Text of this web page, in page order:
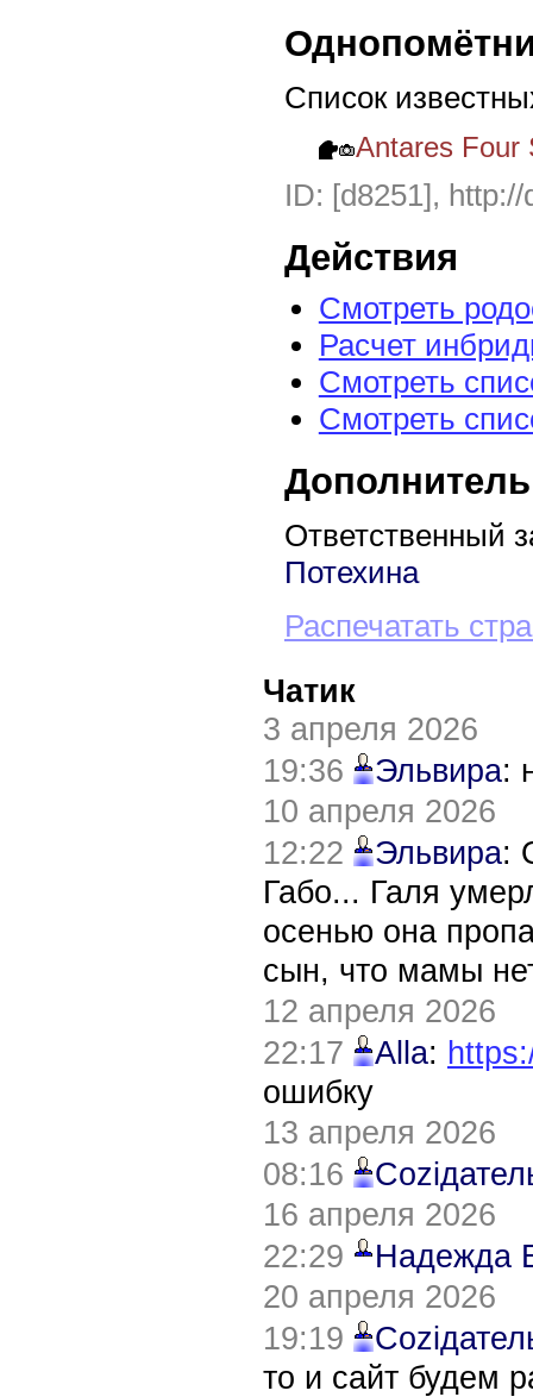
Список
Antares Four
ID: [d8251],
Действия
Смотреть
Расчет
Смотреть
Смотреть
Ответственный
Потехина
Распечатать
Чатик
3 апреля 2026
19:36
Эльвира:
10 апреля 2026
12:22
Эльвира:
Габо... Галя
осенью она
сын, что мамы
12 апреля 2026
22:17
Alla:
ошибку
13 апреля 2026
08:16
16 апреля 2026
22:29
Надежда
20 апреля 2026
19:19
то и сайт будем